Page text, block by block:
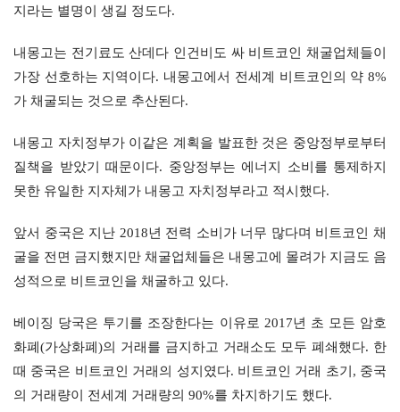
지라는 별명이 생길 정도다.
내몽고는 전기료도 산데다 인건비도 싸 비트코인 채굴업체들이
가장 선호하는 지역이다. 내몽고에서 전세계 비트코인의 약 8%
가 채굴되는 것으로 추산된다.
내몽고 자치정부가 이같은 계획을 발표한 것은 중앙정부로부터
질책을 받았기 때문이다. 중앙정부는 에너지 소비를 통제하지
못한 유일한 지자체가 내몽고 자치정부라고 적시했다.
앞서 중국은 지난 2018년 전력 소비가 너무 많다며 비트코인 채
굴을 전면 금지했지만 채굴업체들은 내몽고에 몰려가 지금도 음
성적으로 비트코인을 채굴하고 있다.
베이징 당국은 투기를 조장한다는 이유로 2017년 초 모든 암호
화폐(가상화폐)의 거래를 금지하고 거래소도 모두 폐쇄했다. 한
때 중국은 비트코인 거래의 성지였다. 비트코인 거래 초기, 중국
의 거래량이 전세계 거래량의 90%를 차지하기도 했다.